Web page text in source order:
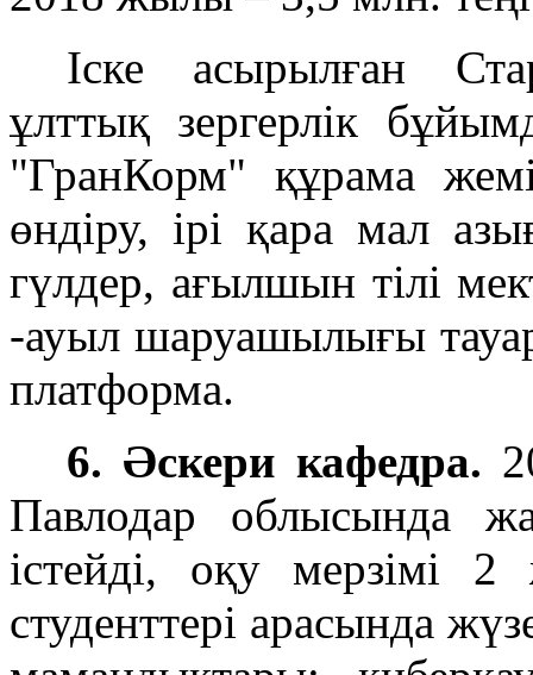
Іске асырылған
ұлттық зергерлік
"ГранКорм" құрама
өндіру, ірі қара мал
гүлдер, ағылшын тілі
-ауыл шаруашылығы
платформа.
6. Әскери кафедра.
Павлодар облысында
істейді, оқу мерзімі
студенттері арасында